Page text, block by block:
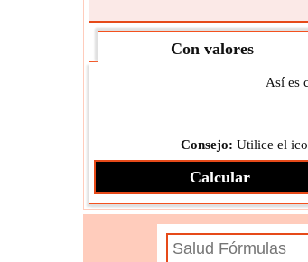
Con valores
Así es
Consejo: Utilice el
Calcular